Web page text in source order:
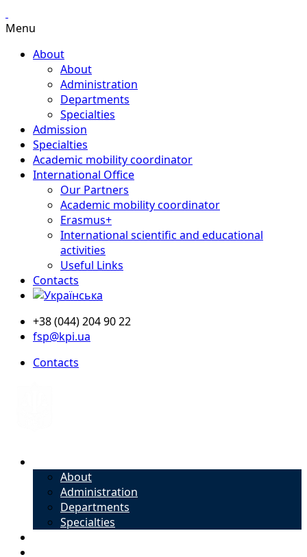
Menu
About
About
Administration
Departments
Specialties
Admission
Specialties
Academic mobility coordinator
International Office
Our Partners
Academic mobility coordinator
Erasmus+
International scientific and educational
activities
Useful Links
Contacts
+38 (044) 204 90 22
fsp@kpi.ua
Contacts
About
Administration
Departments
Specialties